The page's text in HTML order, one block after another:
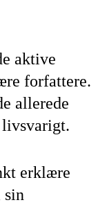
aktive
forfattere.
allerede
livsvarigt.
erklære
sin